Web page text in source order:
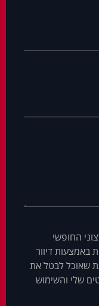
החופשי
באמצעות דיוור
ת שאוכל לבטל את
שלי והשימוש